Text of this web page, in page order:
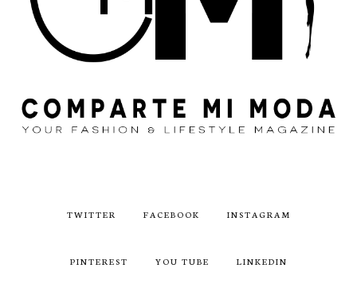
TWITTER FACEBOOK INSTAGRAM
PINTEREST YOU TUBE LINKEDIN